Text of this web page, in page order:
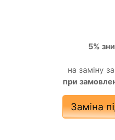
5%
на заміну
при
Заміна